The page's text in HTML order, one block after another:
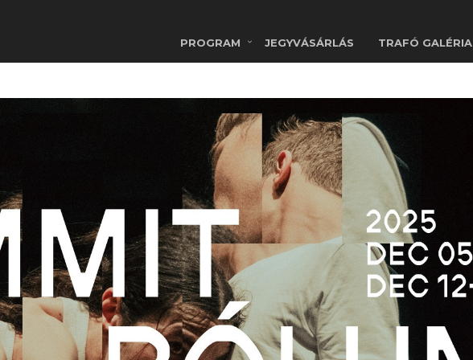
PROGRAM JEGYVÁSÁRLÁS TRAFÓ GALÉRIA